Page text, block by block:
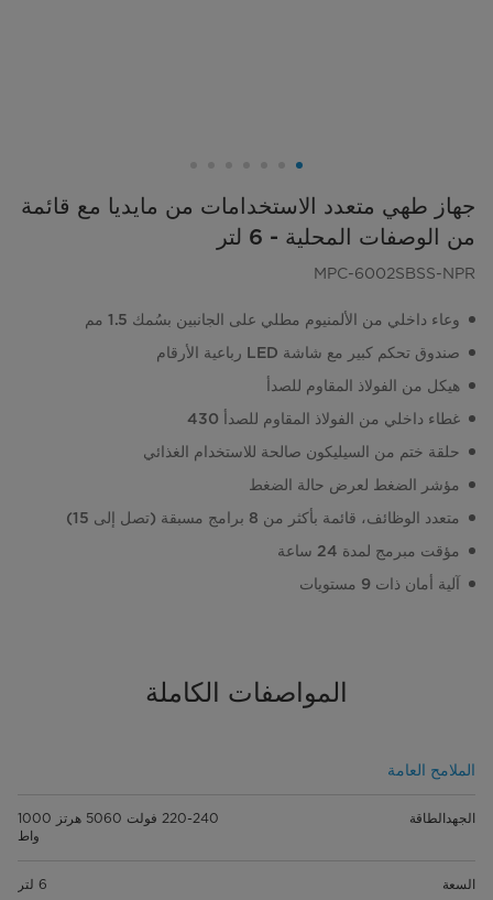
جهاز طهي متعدد الاستخدامات من مايديا مع قائمة
من الوصفات المحلية - 6 لتر
MPC-6002SBSS-NPR
وعاء داخلي من الألمنيوم مطلي على الجانبين بسُمك 1.5 مم
صندوق تحكم كبير مع شاشة LED رباعية الأرقام
هيكل من الفولاذ المقاوم للصدأ
غطاء داخلي من الفولاذ المقاوم للصدأ 430
حلقة ختم من السيليكون صالحة للاستخدام الغذائي
مؤشر الضغط لعرض حالة الضغط
متعدد الوظائف، قائمة بأكثر من 8 برامج مسبقة (تصل إلى 15)
مؤقت مبرمج لمدة 24 ساعة
آلية أمان ذات 9 مستويات
المواصفات الكاملة
الملامح العامة
الجهدالطاقة
220-240 فولت 5060 هرتز 1000
واط
السعة 6 لتر